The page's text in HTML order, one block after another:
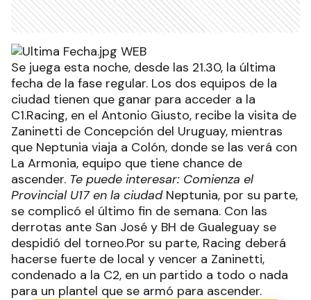
Se juega esta noche, desde las 21.30, la última
fecha de la fase regular. Los dos equipos de la
ciudad tienen que ganar para acceder a la
C1.Racing, en el Antonio Giusto, recibe la visita de
Zaninetti de Concepción del Uruguay, mientras
que Neptunia viaja a Colón, donde se las verá con
La Armonia, equipo que tiene chance de
ascender. Te puede interesar: Comienza el
Provincial U17 en la ciudadNeptunia, por su parte,
se complicó el último fin de semana. Con las
derrotas ante San José y BH de Gualeguay se
despidió del torneo.Por su parte, Racing deberá
hacerse fuerte de local y vencer a Zaninetti,
condenado a la C2, en un partido a todo o nada
para un plantel que se armó para ascender.